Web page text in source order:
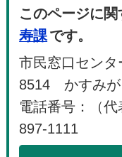
このページに
寿課です。
市民窓口セン
8514 かすみが
電話番号：（
897-1111